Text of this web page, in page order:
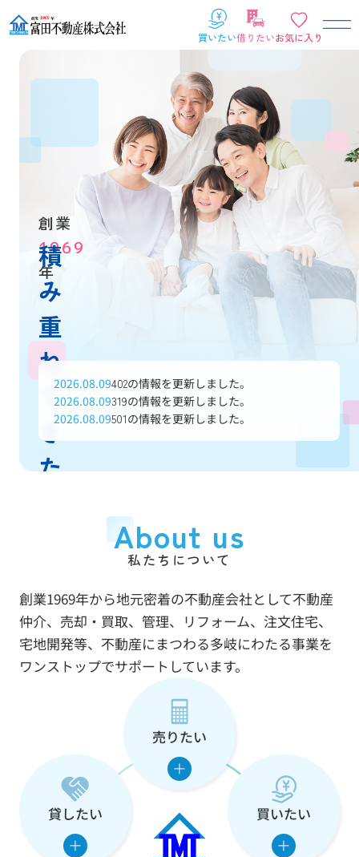
創業
1969
年
積
み
重
ね
て
き
た
実
績
で
た
の
2026.08.09402の情報を更新しました。
2026.08.09319の情報を更新しました。
2026.08.09501の情報を更新しました。
About us
私たちについて
創業1969年から地元密着の不動産会社として不動産
仲介、売却・買取、管理、リフォーム、注文住宅、
宅地開発等、不動産にまつわる多岐にわたる事業を
ワンストップでサポートしています。
売りたい
買いたい
貸したい